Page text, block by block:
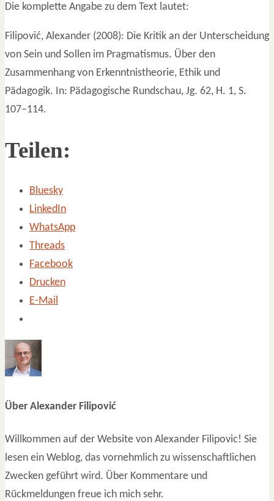
Die komplette Angabe zu dem Text lautet:
Filipović, Alexander (2008): Die Kritik an der Unterscheidung
von Sein und Sollen im Pragmatismus. Über den
Zusammenhang von Erkenntnistheorie, Ethik und
Pädagogik. In: Pädagogische Rundschau, Jg. 62, H. 1, S.
107–114.
Teilen:
Bluesky
LinkedIn
WhatsApp
Threads
Facebook
Drucken
E-Mail
Über Alexander Filipović
Willkommen auf der Website von Alexander Filipovic! Sie
lesen ein Weblog, das vornehmlich zu wissenschaftlichen
Zwecken geführt wird. Über Kommentare und
Rückmeldungen freue ich mich sehr.